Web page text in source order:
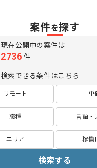
案件を探す
現在公開中の案件は
2736 件
検索できる条件はこちら
リモート 単
職種 言語・
エリア 稼働
検索する